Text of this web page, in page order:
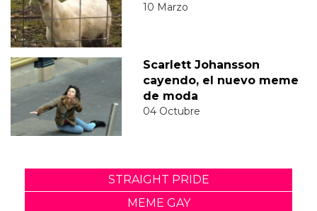
10 Marzo
Scarlett Johansson
cayendo, el nuevo meme
de moda
04 Octubre
STRAIGHT PRIDE
MEME GAY